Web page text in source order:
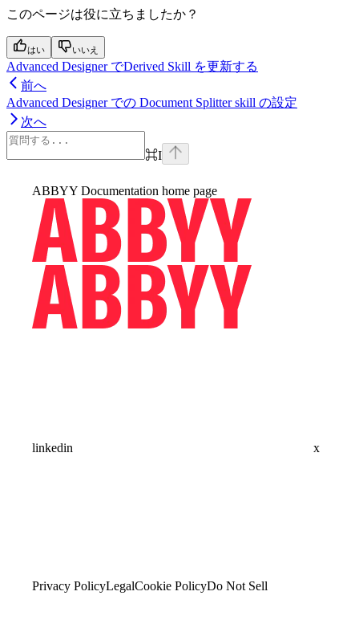
このページは役に立ちましたか？
はい いいえ
Advanced Designer でDerived Skill を更新する
前へ
Advanced Designer での Document Splitter skill の設定
次へ
⌘I
ABBYY Documentation home page
linkedin x
Privacy PolicyLegalCookie PolicyDo Not Sell